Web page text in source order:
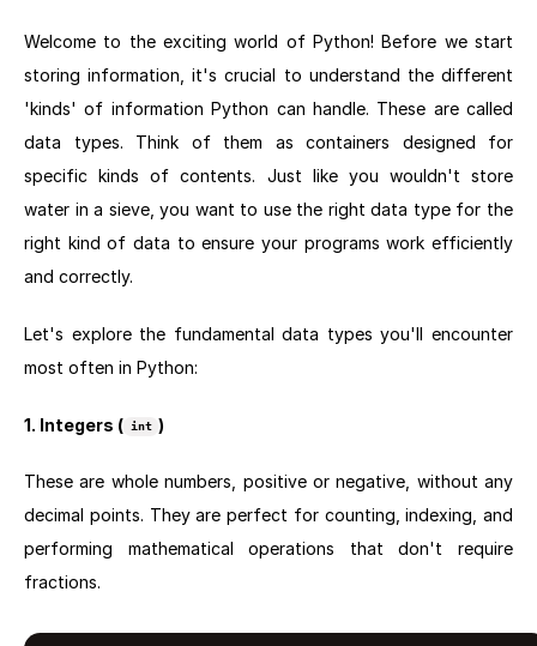
Welcome to the exciting world of Python! Before we start
storing information, it's crucial to understand the different
'kinds' of information Python can handle. These are called
data types. Think of them as containers designed for
specific kinds of contents. Just like you wouldn't store
water in a sieve, you want to use the right data type for the
right kind of data to ensure your programs work efficiently
and correctly.
Let's explore the fundamental data types you'll encounter
most often in Python:
1. Integers ( int )
These are whole numbers, positive or negative, without any
decimal points. They are perfect for counting, indexing, and
performing mathematical operations that don't require
fractions.